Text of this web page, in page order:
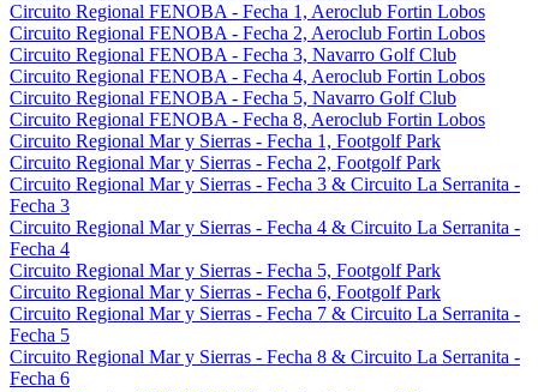
Circuito Regional FENOBA - Fecha 1, Aeroclub Fortin Lobos
Circuito Regional FENOBA - Fecha 2, Aeroclub Fortin Lobos
Circuito Regional FENOBA - Fecha 3, Navarro Golf Club
Circuito Regional FENOBA - Fecha 4, Aeroclub Fortin Lobos
Circuito Regional FENOBA - Fecha 5, Navarro Golf Club
Circuito Regional FENOBA - Fecha 8, Aeroclub Fortin Lobos
Circuito Regional Mar y Sierras - Fecha 1, Footgolf Park
Circuito Regional Mar y Sierras - Fecha 2, Footgolf Park
Circuito Regional Mar y Sierras - Fecha 3 & Circuito La Serranita -
Fecha 3
Circuito Regional Mar y Sierras - Fecha 4 & Circuito La Serranita -
Fecha 4
Circuito Regional Mar y Sierras - Fecha 5, Footgolf Park
Circuito Regional Mar y Sierras - Fecha 6, Footgolf Park
Circuito Regional Mar y Sierras - Fecha 7 & Circuito La Serranita -
Fecha 5
Circuito Regional Mar y Sierras - Fecha 8 & Circuito La Serranita -
Fecha 6